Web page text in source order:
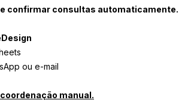
confirmar consultas automaticamente.
ou e-mail
manual.